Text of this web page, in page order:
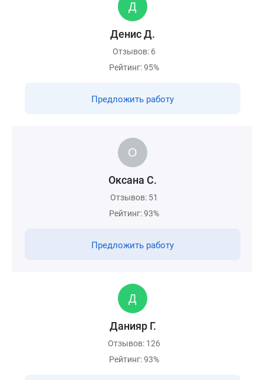
Денис Д.
Отзывов: 6
Рейтинг: 95%
Предложить работу
Оксана С.
Отзывов: 51
Рейтинг: 93%
Предложить работу
Данияр Г.
Отзывов: 126
Рейтинг: 93%